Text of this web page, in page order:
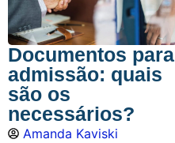
Documentos para
admissão: quais
são os
necessários?
Amanda Kaviski